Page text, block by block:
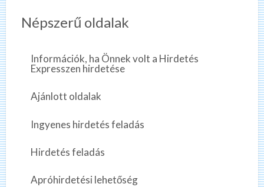
Népszerű oldalak
Információk, ha Önnek volt a Hirdetés
Expresszen hirdetése
Ajánlott oldalak
Ingyenes hirdetés feladás
Hirdetés feladás
Apróhirdetési lehetőség